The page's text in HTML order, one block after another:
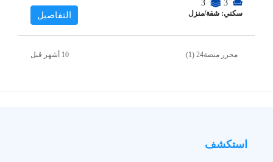
3
3
سكني: شقة/منزل التفاصيل
محرر منصة24 (1)
استكشف